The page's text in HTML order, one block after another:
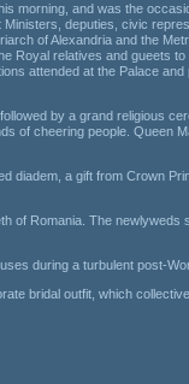
morning, and was the
deputies, civic
of Alexandria and the
Royal relatives and gueets to
attended at the Palace
by a grand religious
of cheering people. Queen
diadem, a gift from Crown
of Romania. The newlyweds
during a turbulent post-
bridal outfit, which